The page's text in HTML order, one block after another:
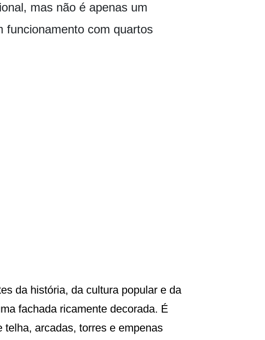
mas não é apenas um
funcionamento com quartos
da história, da cultura popular e da
fachada ricamente decorada. É
arcadas, torres e empenas